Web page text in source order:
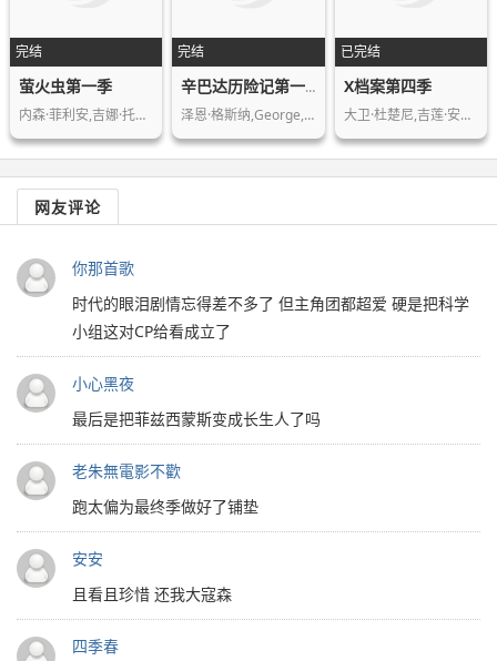
完结
萤火虫第一季
内森·菲利安,吉娜·托瑞斯,亚当·鲍德…
完结
辛巴达历险记第一季
泽恩·格斯纳,George,Buza,Jacqu…
已完结
X档案第四季
大卫·杜楚尼,吉莲·安德森,米彻·佩勒…
网友评论
你那首歌
时代的眼泪剧情忘得差不多了 但主角团都超爱 硬是把科学
小组这对CP给看成立了
小心黑夜
最后是把菲兹西蒙斯变成长生人了吗
老朱無電影不歡
跑太偏为最终季做好了铺垫
安安
且看且珍惜 还我大寇森
四季春